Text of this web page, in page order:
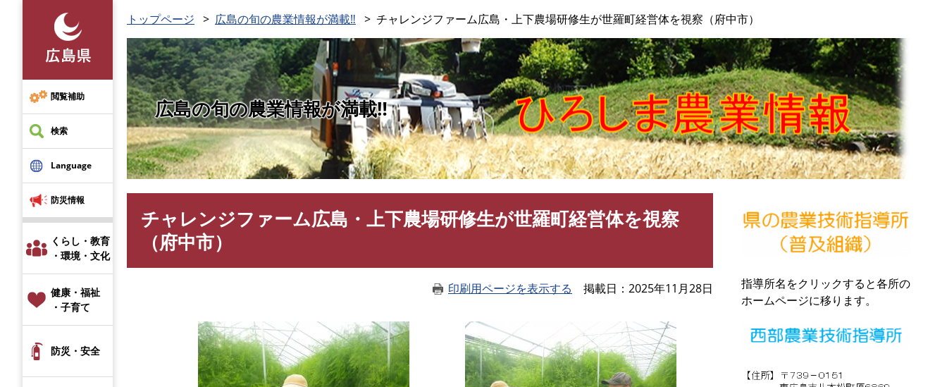
先
頭
で
す
閲覧補助
検索
Language
防災情報
くらし・教育
・環境・文化
健康・福祉
・子育て
防災・安全
トップページ 広島の旬の農業情報が満載‼ チャレンジファーム広島・上下農場研修生が世羅町経営体を視察（府中市）
広島の旬の農業情報が満載‼
チャレンジファーム広島・上下農場研修生が世羅町経営体を視察
（府中市）
印刷用ページを表示する 掲載日 2025年11月28日
指導所名をクリックすると各所の
ホームページに移ります。